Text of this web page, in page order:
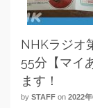
NHKラジオ
55分【マイ
ます！
by STAFF on 2022